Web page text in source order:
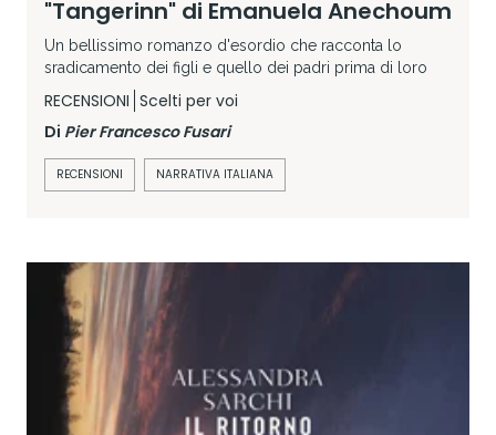
"Tangerinn" di Emanuela Anechoum
Un bellissimo romanzo d'esordio che racconta lo
sradicamento dei figli e quello dei padri prima di loro
RECENSIONI Scelti per voi
Di Pier Francesco Fusari
RECENSIONI NARRATIVA ITALIANA